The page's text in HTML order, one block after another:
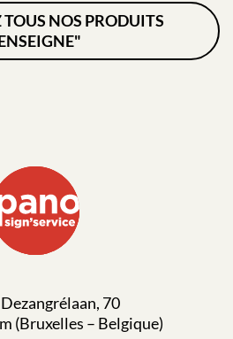
NOS PRODUITS
70
(Bruxelles – Belgique)